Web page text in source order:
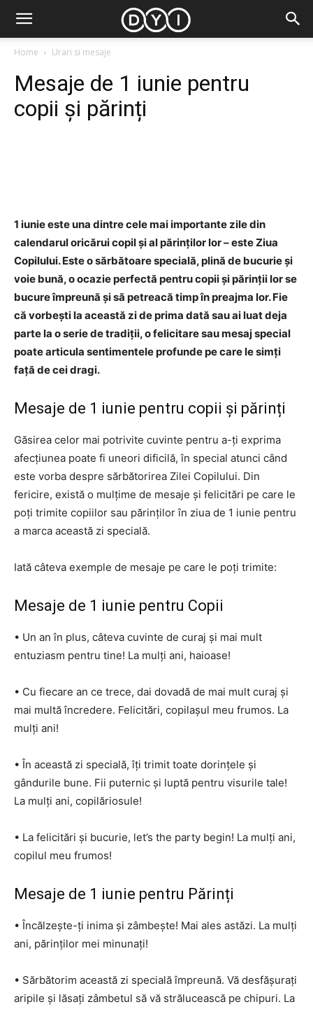
Home Urari si mesaje
Mesaje de 1 iunie pentru
copii și părinți
1 iunie este una dintre cele mai importante zile din
calendarul oricărui copil și al părinților lor – este Ziua
Copilului. Este o sărbătoare specială, plină de bucurie și
voie bună, o ocazie perfectă pentru copii și părinții lor se
bucure împreună și să petreacă timp în preajma lor. Fie
că vorbești la această zi de prima dată sau ai luat deja
parte la o serie de tradiții, o felicitare sau mesaj special
poate articula sentimentele profunde pe care le simți
față de cei dragi.
Mesaje de 1 iunie pentru copii și părinți
Găsirea celor mai potrivite cuvinte pentru a-ți exprima
afecțiunea poate fi uneori dificilă, în special atunci când
este vorba despre sărbătorirea Zilei Copilului. Din
fericire, există o mulțime de mesaje și felicitări pe care le
poți trimite copiilor sau părinților în ziua de 1 iunie pentru
a marca această zi specială.
Iată câteva exemple de mesaje pe care le poți trimite:
Mesaje de 1 iunie pentru Copii
• Un an în plus, câteva cuvinte de curaj și mai mult
entuziasm pentru tine! La mulți ani, haioase!
• Cu fiecare an ce trece, dai dovadă de mai mult curaj și
mai multă încredere. Felicitări, copilașul meu frumos. La
mulți ani!
• În această zi specială, îți trimit toate dorințele și
gândurile bune. Fii puternic și luptă pentru visurile tale!
La mulți ani, copilăriosule!
• La felicitări și bucurie, let’s the party begin! La mulți ani,
copilul meu frumos!
Mesaje de 1 iunie pentru Părinți
• Încălzește-ți inima și zâmbește! Mai ales astăzi. La mulți
ani, părinților mei minunați!
• Sărbătorim această zi specială împreună. Vă desfășurați
aripile și lăsați zâmbetul să vă strălucească pe chipuri. La